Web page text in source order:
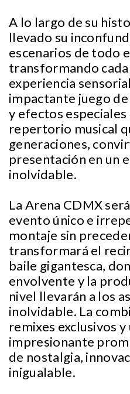
A lo largo de su
llevado su
escenarios de todo
transformando
experiencia
impactante juego
y efectos especiales
repertorio musical
generaciones,
presentación en un
inolvidable.
La Arena CDMX
evento único e
montaje sin
transformará el
baile gigantesca,
envolvente y la
nivel llevarán a los
inolvidable. La
remixes exclusivos
impresionante
de nostalgia,
inigualable.